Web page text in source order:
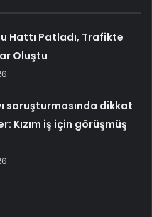
Hattı Patladı, Trafikte
Oluştu
soruşturmasında dikkat
Kızım iş için görüşmüş